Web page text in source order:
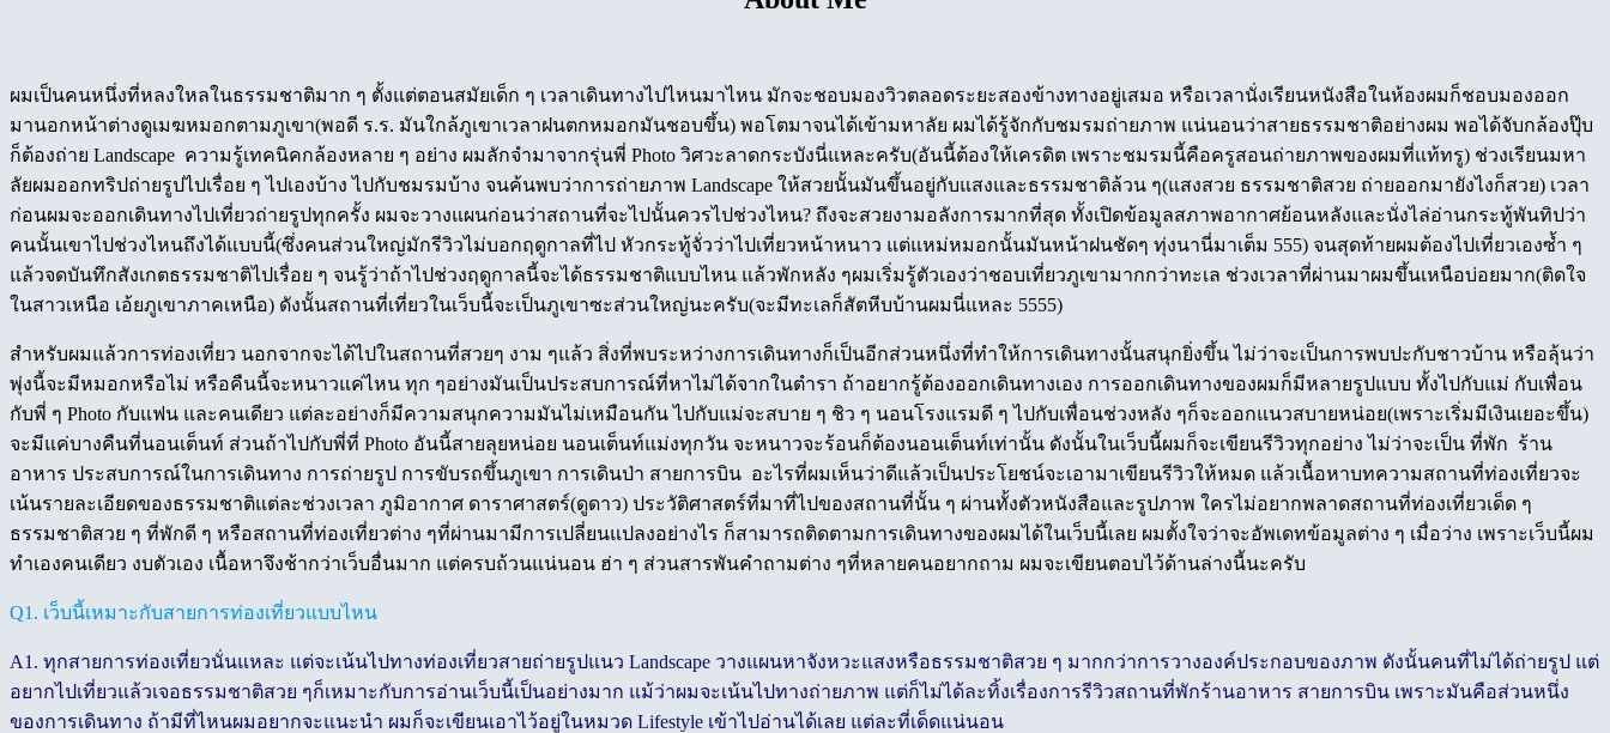
ผมเป็นคนหนึ่งที่หลงใหลในธรรมชาติมาก ๆ ตั้งแต่ตอนสมัยเด็ก ๆ เวลาเดินทางไปไหนมาไหน มักจะชอบมองวิวตลอดระยะสองข้างทางอยู่เสมอ หรือเวลานั่งเรียนหนังสือในห้องผมก็ชอบมองออก
มานอกหน้าต่างดูเมฆหมอกตามภูเขา(พอดี ร.ร. มันใกล้ภูเขาเวลาฝนตกหมอกมันชอบขึ้น) พอโตมาจนได้เข้ามหาลัย ผมได้รู้จักกับชมรมถ่ายภาพ แน่นอนว่าสายธรรมชาติอย่างผม พอได้จับกล้องปุ๊บ
ก็ต้องถ่าย Landscape ความรู้เทคนิคกล้องหลาย ๆ อย่าง ผมลักจำมาจากรุ่นพี่ Photo วิศวะลาดกระบังนี่แหละครับ(อันนี้ต้องให้เครดิต เพราะชมรมนี้คือครูสอนถ่ายภาพของผมที่แท้ทรู) ช่วงเรียนมหา
ลัยผมออกทริปถ่ายรูปไปเรื่อย ๆ ไปเองบ้าง ไปกับชมรมบ้าง จนค้นพบว่าการถ่ายภาพ Landscape ให้สวยนั้นมันขึ้นอยู่กับแสงและธรรมชาติล้วน ๆ(แสงสวย ธรรมชาติสวย ถ่ายออกมายังไงก็สวย) เวลา
ก่อนผมจะออกเดินทางไปเที่ยวถ่ายรูปทุกครั้ง ผมจะวางแผนก่อนว่าสถานที่จะไปนั้นควรไปช่วงไหน? ถึงจะสวยงามอลังการมากที่สุด ทั้งเปิดข้อมูลสภาพอากาศย้อนหลังและนั่งไล่อ่านกระทู้พันทิปว่า
คนนั้นเขาไปช่วงไหนถึงได้แบบนี้(ซึ่งคนส่วนใหญ่มักรีวิวไม่บอกฤดูกาลที่ไป หัวกระทู้จั่วว่าไปเที่ยวหน้าหนาว แต่แหม่หมอกนั้นมันหน้าฝนชัดๆ ทุ่งนานี่มาเต็ม 555) จนสุดท้ายผมต้องไปเที่ยวเองซ้ำ ๆ
แล้วจดบันทึกสังเกตธรรมชาติไปเรื่อย ๆ จนรู้ว่าถ้าไปช่วงฤดูกาลนี้จะได้ธรรมชาติแบบไหน แล้วพักหลัง ๆผมเริ่มรู้ตัวเองว่าชอบเที่ยวภูเขามากกว่าทะเล ช่วงเวลาที่ผ่านมาผมขึ้นเหนือบ่อยมาก(ติดใจ
ในสาวเหนือ เอ้ยภูเขาภาคเหนือ) ดังนั้นสถานที่เที่ยวในเว็บนี้จะเป็นภูเขาซะส่วนใหญ่นะครับ(จะมีทะเลก็สัตหีบบ้านผมนี่แหละ 5555)
สำหรับผมแล้วการท่องเที่ยว นอกจากจะได้ไปในสถานที่สวยๆ งาม ๆแล้ว สิ่งที่พบระหว่างการเดินทางก็เป็นอีกส่วนหนึ่งที่ทำให้การเดินทางนั้นสนุกยิ่งขึ้น ไม่ว่าจะเป็นการพบปะกับชาวบ้าน หรือลุ้นว่า
พุ่งนี้จะมีหมอกหรือไม่ หรือคืนนี้จะหนาวแค่ไหน ทุก ๆอย่างมันเป็นประสบการณ์ที่หาไม่ได้จากในตำรา ถ้าอยากรู้ต้องออกเดินทางเอง การออกเดินทางของผมก็มีหลายรูปแบบ ทั้งไปกับแม่ กับเพื่อน
กับพี่ ๆ Photo กับแฟน และคนเดียว แต่ละอย่างก็มีความสนุกความมันไม่เหมือนกัน ไปกับแม่จะสบาย ๆ ชิว ๆ นอนโรงแรมดี ๆ ไปกับเพื่อนช่วงหลัง ๆก็จะออกแนวสบายหน่อย(เพราะเริ่มมีเงินเยอะขึ้น)
จะมีแค่บางคืนที่นอนเต็นท์ ส่วนถ้าไปกับพี่ที่ Photo อันนี้สายลุยหน่อย นอนเต็นท์แม่งทุกวัน จะหนาวจะร้อนก็ต้องนอนเต็นท์เท่านั้น ดังนั้นในเว็บนี้ผมก็จะเขียนรีวิวทุกอย่าง ไม่ว่าจะเป็น ที่พัก ร้าน
อาหาร ประสบการณ์ในการเดินทาง การถ่ายรูป การขับรถขึ้นภูเขา การเดินป่า สายการบิน อะไรที่ผมเห็นว่าดีแล้วเป็นประโยชน์จะเอามาเขียนรีวิวให้หมด แล้วเนื้อหาบทความสถานที่ท่องเที่ยวจะ
เน้นรายละเอียดของธรรมชาติแต่ละช่วงเวลา ภูมิอากาศ ดาราศาสตร์(ดูดาว) ประวัติศาสตร์ที่มาที่ไปของสถานที่นั้น ๆ ผ่านทั้งตัวหนังสือและรูปภาพ ใครไม่อยากพลาดสถานที่ท่องเที่ยวเด็ด ๆ
ธรรมชาติสวย ๆ ที่พักดี ๆ หรือสถานที่ท่องเที่ยวต่าง ๆที่ผ่านมามีการเปลี่ยนแปลงอย่างไร ก็สามารถติดตามการเดินทางของผมได้ในเว็บนี้เลย ผมตั้งใจว่าจะอัพเดทข้อมูลต่าง ๆ เมื่อว่าง เพราะเว็บนี้ผม
ทำเองคนเดียว งบตัวเอง เนื้อหาจึงช้ากว่าเว็บอื่นมาก แต่ครบถ้วนแน่นอน ฮ่า ๆ ส่วนสารพันคำถามต่าง ๆที่หลายคนอยากถาม ผมจะเขียนตอบไว้ด้านล่างนี้นะครับ
Q1. เว็บนี้เหมาะกับสายการท่องเที่ยวแบบไหน
A1. ทุกสายการท่องเที่ยวนั่นแหละ แต่จะเน้นไปทางท่องเที่ยวสายถ่ายรูปแนว Landscape วางแผนหาจังหวะแสงหรือธรรมชาติสวย ๆ มากกว่าการวางองค์ประกอบของภาพ ดังนั้นคนที่ไม่ได้ถ่ายรูป แต่
อยากไปเที่ยวแล้วเจอธรรมชาติสวย ๆก็เหมาะกับการอ่านเว็บนี้เป็นอย่างมาก แม้ว่าผมจะเน้นไปทางถ่ายภาพ แต่ก็ไม่ได้ละทิ้งเรื่องการรีวิวสถานที่พักร้านอาหาร สายการบิน เพราะมันคือส่วนหนึ่ง
ของการเดินทาง ถ้ามีที่ไหนผมอยากจะแนะนำ ผมก็จะเขียนเอาไว้อยู่ในหมวด Lifestyle เข้าไปอ่านได้เลย แต่ละที่เด็ดแน่นอน